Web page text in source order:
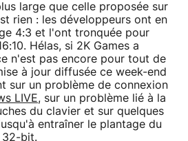
large que celle proposée sur
rien : les développeurs ont en
4:3 et l'ont tronquée pour
Hélas, si 2K Games a
n'est pas encore pour tout de
à jour diffusée ce week-end
sur un problème de connexion
LIVE, sur un problème lié à la
du clavier et sur quelques
entraîner le plantage du
32-bit.